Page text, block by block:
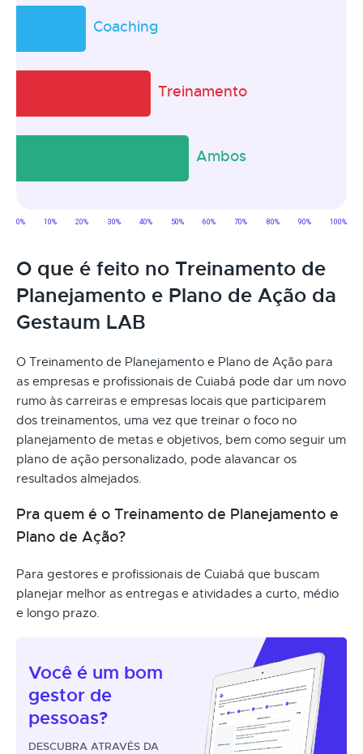
O que é feito no Treinamento de
Planejamento e Plano de Ação da
Gestaum LAB
O Treinamento de Planejamento e Plano de Ação para
as empresas e profissionais de Cuiabá pode dar um novo
rumo às carreiras e empresas locais que participarem
dos treinamentos, uma vez que treinar o foco no
planejamento de metas e objetivos, bem como seguir um
plano de ação personalizado, pode alavancar os
resultados almejados.
Pra quem é o Treinamento de Planejamento e
Plano de Ação?
Para gestores e profissionais de Cuiabá que buscam
planejar melhor as entregas e atividades a curto, médio
e longo prazo.
Você é um bom
gestor de
pessoas?
DESCUBRA ATRAVÉS DA